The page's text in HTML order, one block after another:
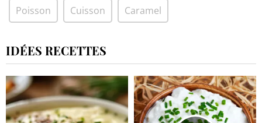
Poisson Cuisson Caramel
IDÉES RECETTES